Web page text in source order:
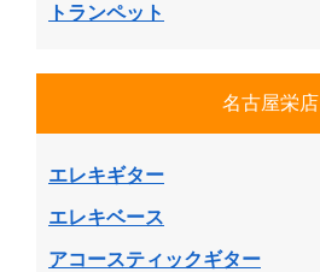
トランペット
名古屋栄店
エレキギター
エレキベース
アコースティックギター